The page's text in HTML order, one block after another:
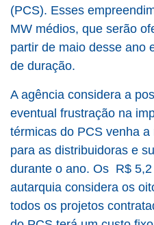
(PCS). Esses
MW médios, que serão
partir de maio desse ano
de duração.
A agência considera a
eventual frustração na
térmicas do PCS venha
para as distribuidoras e
durante o ano. Os R$
autarquia considera os
todos os projetos